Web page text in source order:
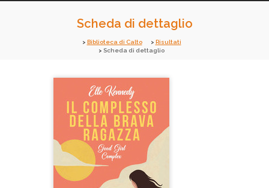
Scheda di dettaglio
Biblioteca di Calto
Risultati
Scheda di dettaglio